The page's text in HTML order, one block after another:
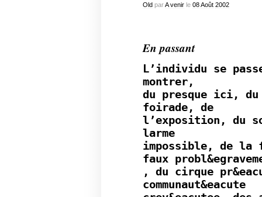
OldparA venirle 08 Août 2002
En passant
L’individu se
montrer,
du presque ici,
foirade, de
l’exposition, du
larme
impossible, de la
faux
, du cirque
communaut&eacute